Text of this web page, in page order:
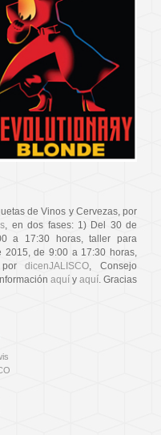
de Vinos y Cervezas, por
, en dos fases: 1) Del 30 de
a 17:30 horas, taller para
de 9:00 a 17:30 horas,
pordicenJALISCO , Consejo
aquí y aquí . Gracias